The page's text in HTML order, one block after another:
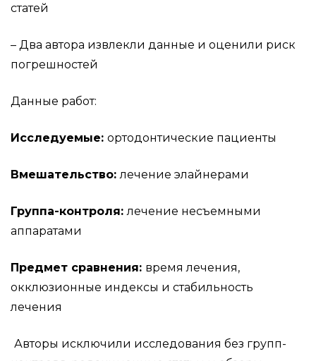
статей
– Два автора извлекли данные и оценили риск
погрешностей
Данные работ:
Исследуемые: ортодонтические пациенты
Вмешательство:лечение элайнерами
Группа-контроля:лечение несъемными
аппаратами
Предмет сравнения: время лечения,
окклюзионные индексы и стабильность
лечения
Авторы исключили исследования без групп-